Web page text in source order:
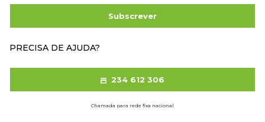
Subscrever
PRECISA DE AJUDA?
234 612 306
Chamada para rede fixa nacional